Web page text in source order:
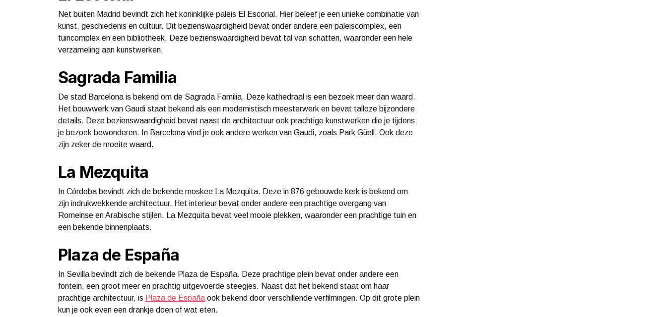
Net buiten Madrid bevindt zich het koninklijke paleis El Escorial. Hier beleef je een unieke combinatie van
kunst, geschiedenis en cultuur. Dit bezienswaardigheid bevat onder andere een paleiscomplex, een
tuincomplex en een bibliotheek. Deze bezienswaardigheid bevat tal van schatten, waaronder een hele
verzameling aan kunstwerken.
Sagrada Familia
De stad Barcelona is bekend om de Sagrada Familia. Deze kathedraal is een bezoek meer dan waard.
Het bouwwerk van Gaudi staat bekend als een modernistisch meesterwerk en bevat talloze bijzondere
details. Deze bezienswaardigheid bevat naast de architectuur ook prachtige kunstwerken die je tijdens
je bezoek bewonderen. In Barcelona vind je ook andere werken van Gaudi, zoals Park Güell. Ook deze
zijn zeker de moeite waard.
La Mezquita
In Córdoba bevindt zich de bekende moskee La Mezquita. Deze in 876 gebouwde kerk is bekend om
zijn indrukwekkende architectuur. Het interieur bevat onder andere een prachtige overgang van
Romeinse en Arabische stijlen. La Mezquita bevat veel mooie plekken, waaronder een prachtige tuin en
een bekende binnenplaats.
Plaza de España
In Sevilla bevindt zich de bekende Plaza de España. Deze prachtige plein bevat onder andere een
fontein, een groot meer en prachtig uitgevoerde steegjes. Naast dat het bekend staat om haar
prachtige architectuur, is Plaza de España ook bekend door verschillende verfilmingen. Op dit grote plein
kun je ook even een drankje doen of wat eten.